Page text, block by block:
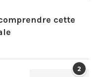
cette
2